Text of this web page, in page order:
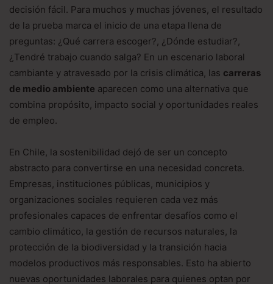
decisión fácil. Para muchos y muchas jóvenes, el resultado
de la prueba marca el inicio de una etapa llena de
preguntas: ¿Qué carrera escoger?, ¿Dónde estudiar?,
¿Tendré trabajo cuando salga? En un escenario laboral
cambiante y atravesado por la crisis climática, las carreras
de medio ambiente aparecen como una alternativa que
combina propósito, impacto social y oportunidades reales
de empleo.
En Chile, la sostenibilidad dejó de ser un concepto
abstracto para convertirse en una necesidad concreta.
Empresas, instituciones públicas, municipios y
organizaciones sociales requieren cada vez más
profesionales capaces de enfrentar desafíos como el
cambio climático, la gestión de recursos naturales, la
protección de la biodiversidad y la transición hacia
modelos productivos más responsables. Esto ha abierto
nuevas oportunidades laborales para quienes optan por